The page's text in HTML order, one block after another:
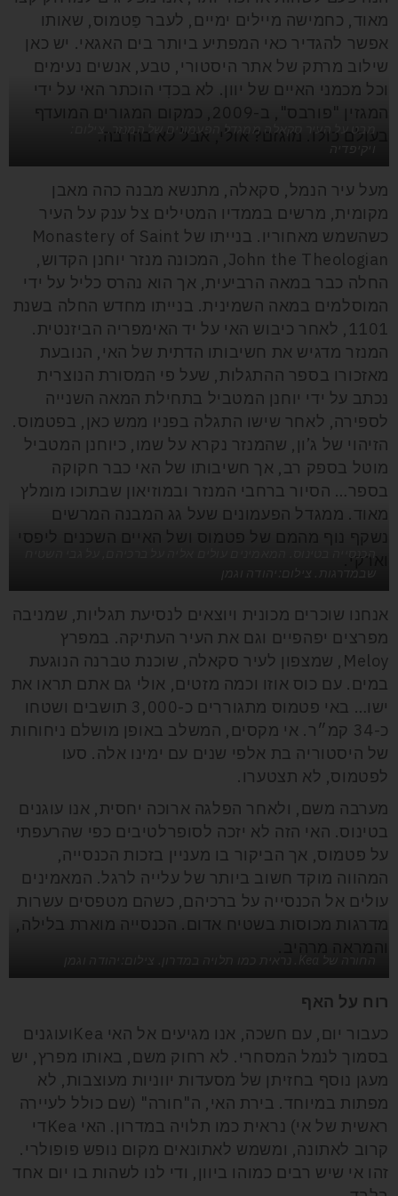
מאוד, כחמישה מיילים ימיים, לעבר פַּטמוס, שאותו
אפשר להגדיר כאי המפתיע ביותר בים האגאי. יש כאן
שילוב מרתק של אתר היסטורי, טבע, אנשים נעימים
וכל מכמני האיים של יוון. לא בכדִי הוכתר האי על ידי
המגזין "פורבס", ב-2009, כמקום המגורים המועדף
בעולם כולו. מוגזם? אולי, אבל לא בהרבה.
מבט על העיר סקאלה ממגדל הפעמונים של המנזר. צילום:
מעל עיר הנמל, סקאלה, מתנשא מבנה כהה מאבן
מקומית, מרשים בממדיו המטילים צל ענק על העיר
כשהשמש מאחוריו. בנייתו של Monastery of Saint
John the Theologian, המכונה מנזר יוחנן הקדוש,
החלה כבר במאה הרביעית, אך הוא נהרס כליל על ידי
המוסלמים במאה השמינית. בנייתו מחדש החלה בשנת
1101, לאחר כיבוש האי על יד האימפריה הביזנטית.
המנזר מדגיש את חשיבותו הדתית של האי, הנובעת
מאזכורו בספר ההתגלות, שעל פי המסורת הנוצרית
נכתב על ידי יוחנן המטביל בתחילת המאה השנייה
לספירה, לאחר שישו התגלה בפניו ממש כאן, בפטמוס.
הזיהוי של ג’ון, שהמנזר נקרא על שמו, כיוחנן המטביל
מוטל בספק רב, אך חשיבותו של האי כבר חקוקה
בספר… הסיור ברחבי המנזר ובמוזיאון שבתוכו מומלץ
מאוד. ממגדל הפעמונים שעל גג המבנה המרשים
נשקף נוף מהמם של פטמוס ושל האיים השכנים ליפסי
וארקי.
הכנסייה בטינוס. המאמינים עולים אליה על ברכיהם, על גבי השטיח
שבמדרגות. צילום:יהודה וגמן
אנחנו שוכרים מכונית ויוצאים לנסיעת תגליות, שמניבה
מפרצים יפהפיים וגם את העיר העתיקה. במפרץ
Meloy, שמצפון לעיר סקאלה, שוכנת טברנה הנוגעת
במים. עם כוס אוזו וכמה מזטים, אולי גם אתם תראו את
ישו… באי פטמוס מתגוררים כ-3,000 תושבים ושטחו
כ-34 קמ״ר. אי מקסים, המשלב באופן מושלם ניחוחות
של היסטוריה בת אלפי שנים עם ימינו אלה. סעו
לפטמוס, לא תצטערו.
מערבה משם, ולאחר הפלגה ארוכה יחסית, אנו עוגנים
בטינוס. האי הזה לא יזכה לסופרלטיבים כפי שהרעפתי
על פטמוס, אך הביקור בו מעניין בזכות הכנסייה,
המהווה מוקד חשוב ביותר של עלייה לרגל. המאמינים
עולים אל הכנסייה על ברכיהם, כשהם מטפסים עשרות
מדרגות מכוסות בשטיח אדום. הכנסייה מוארת בלילה,
רוח על האף
כעבור יום, עם חשכה, אנו מגיעים אל האי Keaועוגנים
בסמוך לנמל המסחרי. לא רחוק משם, באותו מפרץ, יש
מעגן נוסף בחזיתן של מסעדות יווניות מעוצבות, לא
מפתות במיוחד. בירת האי, ה"חורה" (שם כולל לעיירה
ראשית של אי) נראית כמו תלויה במדרון. האי Keaדי
קרוב לאתונה, ומשמש לאתונאים מקום נופש פופולרי.
זהו אי שיש רבים כמוהו ביוון, ודי לנו לשהות בו יום אחד